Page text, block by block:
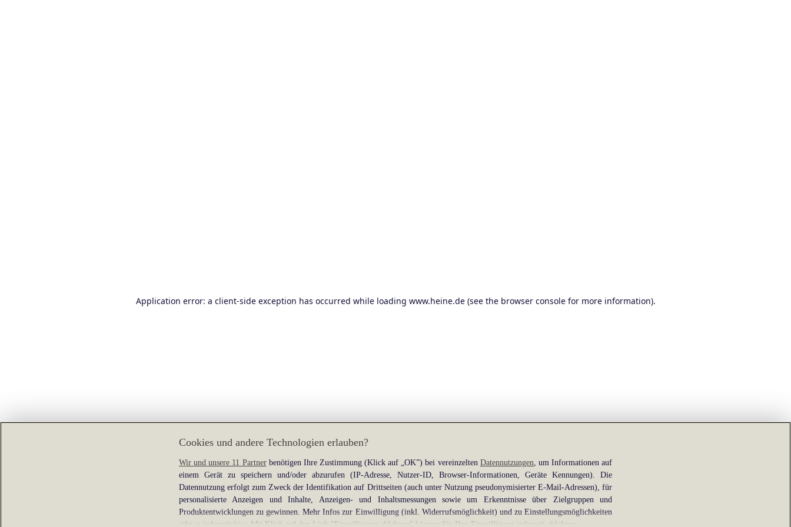
Application error: a client-side exception has occurred while loading www.heine.de(see the browser consolefor more information).
Cookies und andere Technologien erlauben?
Wir und unsere 11 Partnerbenötigen Ihre Zustimmung (Klick auf „OK”) bei vereinzelten Datennutzungen , um Informationen auf
einem Gerät zu speichern und/oder abzurufen (IP-Adresse, Nutzer-ID, Browser-Informationen, Geräte Kennungen). Die
Datennutzung erfolgt zum Zweck der Identifikation auf Drittseiten (auch unter Nutzung pseudonymisierter E-Mail-Adressen), für
personalisierte Anzeigen und Inhalte, Anzeigen- und Inhaltsmessungen sowie um Erkenntnisse über Zielgruppen und
Produktentwicklungen zu gewinnen. Mehr Infos zur Einwilligung (inkl. Widerrufsmöglichkeit) und zu Einstellungsmöglichkeiten
gibt es jederzeit hier . Mit Klick auf den Link "Einwilligung ablehnen" können Sie Ihre Einwilligung jederzeit ablehnen.